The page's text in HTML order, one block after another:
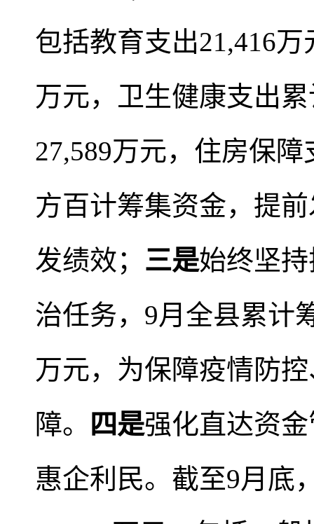
包括教育支出21,416
万元，卫生健康支出
27,589万元，住房保
方百计筹集资金，提
发绩效； 三是始终坚
治任务，9月全县累计
万元，为保障疫情防
障。
四是强化直达资
惠企利民。截至9月底